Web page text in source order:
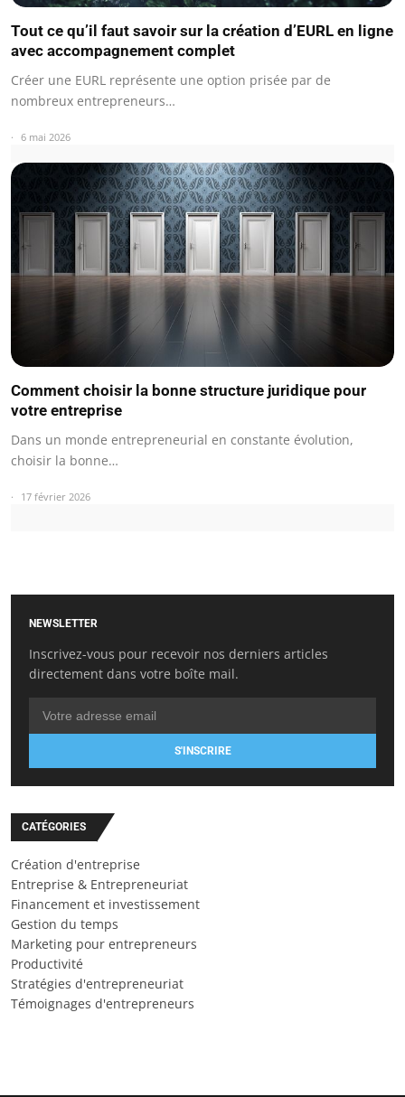
Tout ce qu’il faut savoir sur la création d’EURL en ligne
avec accompagnement complet
Créer une EURL représente une option prisée par de
nombreux entrepreneurs…
6 mai 2026
Comment choisir la bonne structure juridique pour
votre entreprise
Dans un monde entrepreneurial en constante évolution,
choisir la bonne…
17 février 2026
NEWSLETTER
Inscrivez-vous pour recevoir nos derniers articles
directement dans votre boîte mail.
S'INSCRIRE
CATÉGORIES
Création d'entreprise
Entreprise & Entrepreneuriat
Financement et investissement
Gestion du temps
Marketing pour entrepreneurs
Productivité
Stratégies d'entrepreneuriat
Témoignages d'entrepreneurs